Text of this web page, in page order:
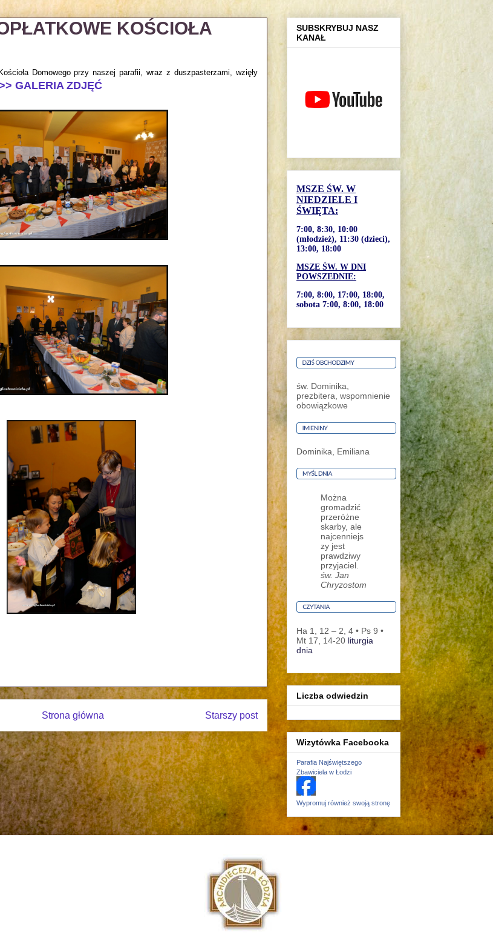
KOŚCIOŁA
Domowego przy naszej parafii, wraz z duszpasterzami, wzięły
GALERIA ZDJĘĆ
Starszy post
Strona główna
SUBSKRYBUJ NASZ
KANAŁ
MSZE ŚW. W
NIEDZIELE I
ŚWIĘTA:
7:00, 8:30, 10:00
(młodzież), 11:30 (dzieci),
13:00, 18:00
MSZE ŚW. W DNI
POWSZEDNIE:
7:00, 8:00, 17:00, 18:00,
sobota 7:00, 8:00, 18:00
św. Dominika,
prezbitera, wspomnienie
obowiązkowe
Dominika, Emiliana
Można
gromadzić
przeróżne
skarby, ale
najcenniejs
zy jest
prawdziwy
przyjaciel.
św. Jan
Chryzostom
Ha 1, 12 – 2, 4 • Ps 9 •
Mt 17, 14-20 liturgia
dnia
Liczba odwiedzin
Wizytówka Facebooka
Parafia Najświętszego
Zbawiciela w Łodzi
Wypromuj również swoją stronę